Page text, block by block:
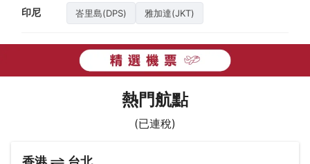
印尼 峇里島(DPS) 雅加達(JKT)
熱門航點
(已連稅)